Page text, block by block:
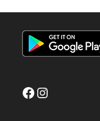
FacebookInstagram